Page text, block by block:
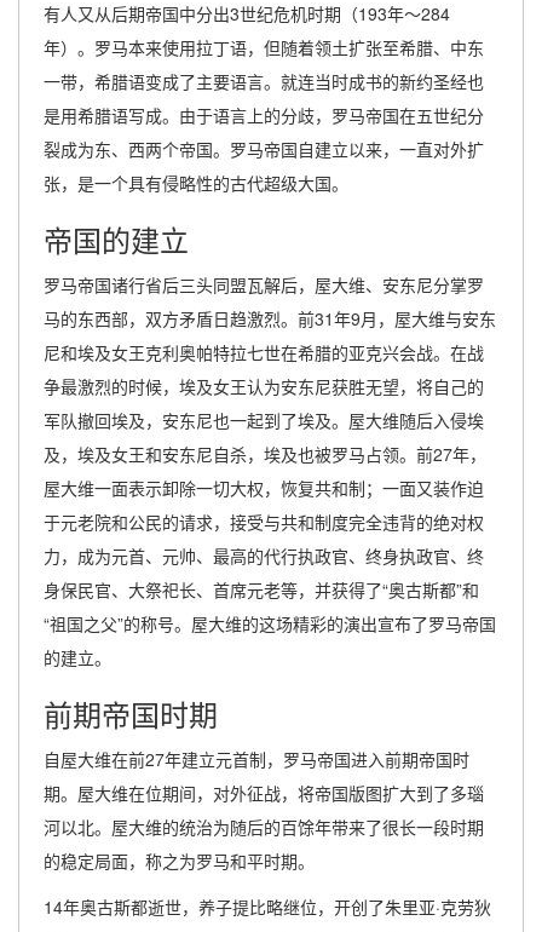
有人又从后期帝国中分出3世纪危机时期（193年～284
年）。罗马本来使用拉丁语，但随着领土扩张至希腊、中东
一带，希腊语变成了主要语言。就连当时成书的新约圣经也
是用希腊语写成。由于语言上的分歧，罗马帝国在五世纪分
裂成为东、西两个帝国。罗马帝国自建立以来，一直对外扩
张，是一个具有侵略性的古代超级大国。
帝国的建立
罗马帝国诸行省后三头同盟瓦解后，屋大维、安东尼分掌罗
马的东西部，双方矛盾日趋激烈。前31年9月，屋大维与安东
尼和埃及女王克利奥帕特拉七世在希腊的亚克兴会战。在战
争最激烈的时候，埃及女王认为安东尼获胜无望，将自己的
军队撤回埃及，安东尼也一起到了埃及。屋大维随后入侵埃
及，埃及女王和安东尼自杀，埃及也被罗马占领。前27年，
屋大维一面表示卸除一切大权，恢复共和制；一面又装作迫
于元老院和公民的请求，接受与共和制度完全违背的绝对权
力，成为元首、元帅、最高的代行执政官、终身执政官、终
身保民官、大祭祀长、首席元老等，并获得了“奥古斯都”和
“祖国之父”的称号。屋大维的这场精彩的演出宣布了罗马帝国
的建立。
前期帝国时期
自屋大维在前27年建立元首制，罗马帝国进入前期帝国时
期。屋大维在位期间，对外征战，将帝国版图扩大到了多瑙
河以北。屋大维的统治为随后的百馀年带来了很长一段时期
的稳定局面，称之为罗马和平时期。
14年奥古斯都逝世，养子提比略继位，开创了朱里亚·克劳狄